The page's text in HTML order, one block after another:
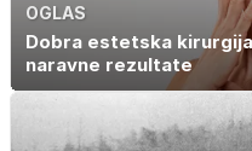
OGLAS
Dobra estetska
naravne rezultate